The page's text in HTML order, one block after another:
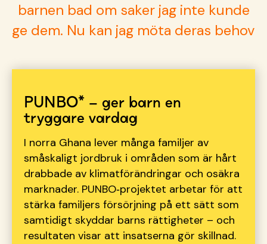
barnen bad om saker jag inte kunde
ge dem. Nu kan jag möta deras behov
PUNBO* – ger barn en
tryggare vardag
I norra Ghana lever många familjer av
småskaligt jordbruk i områden som är hårt
drabbade av klimatförändringar och osäkra
marknader. PUNBO‑projektet arbetar för att
stärka familjers försörjning på ett sätt som
samtidigt skyddar barns rättigheter – och
resultaten visar att insatserna gör skillnad.